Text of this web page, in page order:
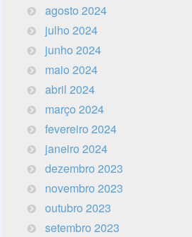
agosto 2024
julho 2024
junho 2024
maio 2024
abril 2024
março 2024
fevereiro 2024
janeiro 2024
dezembro 2023
novembro 2023
outubro 2023
setembro 2023